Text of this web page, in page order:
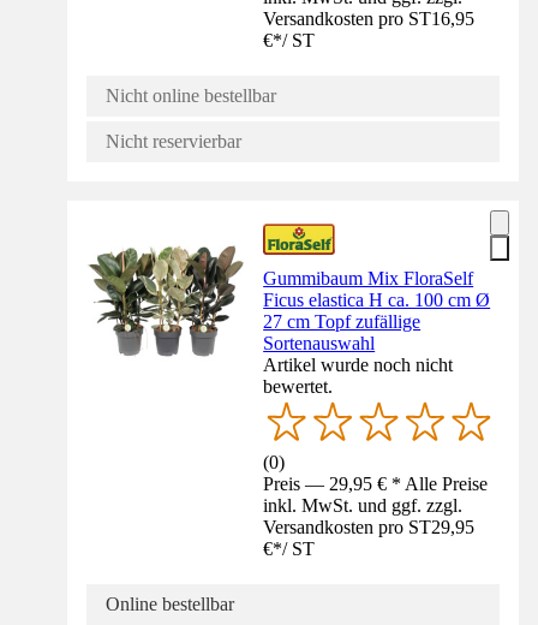
Versandkosten pro ST16,95
€*/ ST
Nicht online bestellbar
Nicht reservierbar
Gummibaum Mix FloraSelf
Ficus elastica H ca. 100 cm Ø
27 cm Topf zufällige
Sortenauswahl
Artikel wurde noch nicht
bewertet.
(0)
Preis — 29,95 € * Alle Preise
inkl. MwSt. und ggf. zzgl.
Versandkosten pro ST29,95
€*/ ST
Online bestellbar